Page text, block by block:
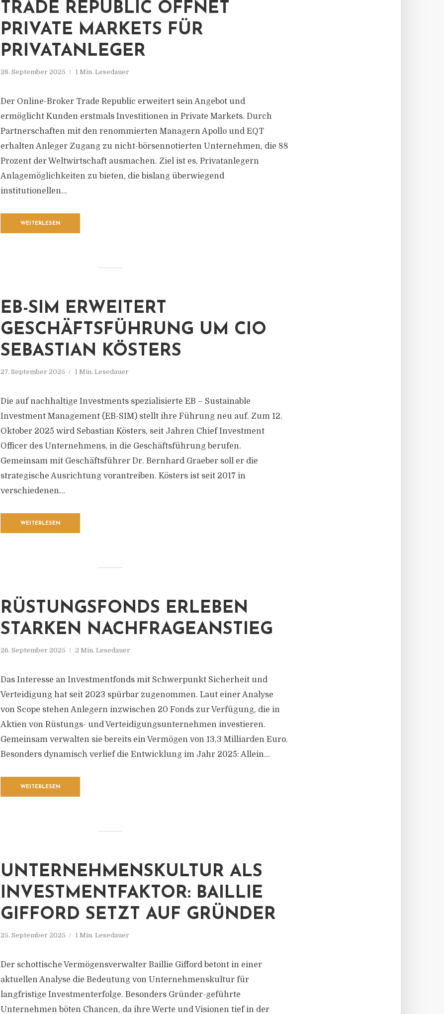
TRADE REPUBLIC ÖFFNET
PRIVATE MARKETS FÜR
PRIVATANLEGER
28. September 2025 1 Min. Lesedauer
Der Online-Broker Trade Republic erweitert sein Angebot und
ermöglicht Kunden erstmals Investitionen in Private Markets. Durch
Partnerschaften mit den renommierten Managern Apollo und EQT
erhalten Anleger Zugang zu nicht-börsennotierten Unternehmen, die 88
Prozent der Weltwirtschaft ausmachen. Ziel ist es, Privatanlegern
Anlagemöglichkeiten zu bieten, die bislang überwiegend
institutionellen...
WEITERLESEN
EB-SIM ERWEITERT
GESCHÄFTSFÜHRUNG UM CIO
SEBASTIAN KÖSTERS
27. September 2025 1 Min. Lesedauer
Die auf nachhaltige Investments spezialisierte EB – Sustainable
Investment Management (EB-SIM) stellt ihre Führung neu auf. Zum 12.
Oktober 2025 wird Sebastian Kösters, seit Jahren Chief Investment
Officer des Unternehmens, in die Geschäftsführung berufen.
Gemeinsam mit Geschäftsführer Dr. Bernhard Graeber soll er die
strategische Ausrichtung vorantreiben. Kösters ist seit 2017 in
verschiedenen...
WEITERLESEN
RÜSTUNGSFONDS ERLEBEN
STARKEN NACHFRAGEANSTIEG
26. September 2025 2 Min. Lesedauer
Das Interesse an Investmentfonds mit Schwerpunkt Sicherheit und
Verteidigung hat seit 2023 spürbar zugenommen. Laut einer Analyse
von Scope stehen Anlegern inzwischen 20 Fonds zur Verfügung, die in
Aktien von Rüstungs- und Verteidigungsunternehmen investieren.
Gemeinsam verwalten sie bereits ein Vermögen von 13,3 Milliarden Euro.
Besonders dynamisch verlief die Entwicklung im Jahr 2025: Allein...
WEITERLESEN
UNTERNEHMENSKULTUR ALS
INVESTMENTFAKTOR: BAILLIE
GIFFORD SETZT AUF GRÜNDER
25. September 2025 1 Min. Lesedauer
Der schottische Vermögensverwalter Baillie Gifford betont in einer
aktuellen Analyse die Bedeutung von Unternehmenskultur für
langfristige Investmenterfolge. Besonders Gründer-geführte
Unternehmen böten Chancen, da ihre Werte und Visionen tief in der